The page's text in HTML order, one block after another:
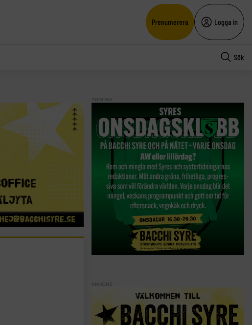
Prenumerera Logga in
Sök
ANNONS
ANNONS